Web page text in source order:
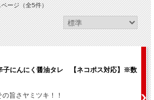
ージ（全5件）
にんにく醤油タレ 【ネコポス対応】※数
旨さヤミツキ！！